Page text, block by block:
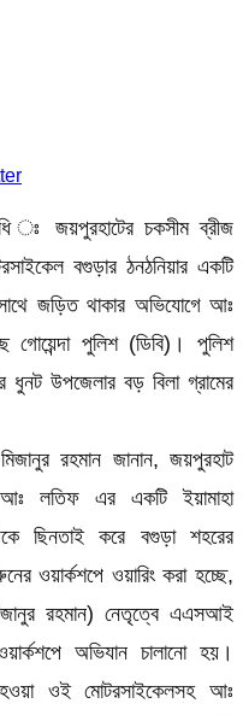
ঃ জয়পুরহাটের চকসীম ব্রীজ
বগুড়ার ঠনঠনিয়ার একটি
জড়িত থাকার অভিযোগে আঃ
পুলিশ (ডিবি)। পুলিশ
উপজেলার বড় বিলা গ্রামের
রহমান জানান, জয়পুরহাট
লতিফ এর একটি ইয়ামাহা
ছিনতাই করে বগুড়া শহরের
ওয়ার্কশপে ওয়ারিং করা হচ্ছে,
রহমান) নেতৃত্বে এএসআই
অভিযান চালানো হয়।
হওয়া ওই মোটরসাইকেলসহ আঃ